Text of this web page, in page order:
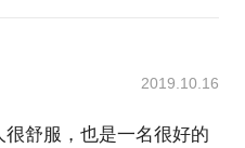
2019.10.16
舒服，也是一名很好的